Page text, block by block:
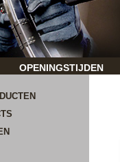
OPENINGSTIJDEN